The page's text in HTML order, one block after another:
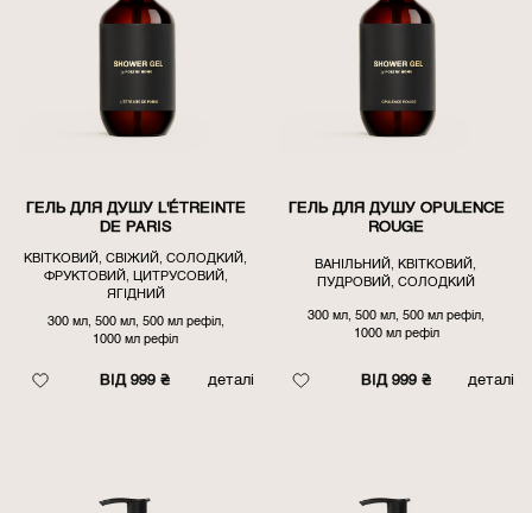
ГЕЛЬ ДЛЯ ДУШУ L'ÉTREINTE
DE PARIS
КВІТКОВИЙ, СВІЖИЙ, СОЛОДКИЙ,
ФРУКТОВИЙ, ЦИТРУСОВИЙ,
ЯГІДНИЙ
300 мл, 500 мл, 500 мл рефіл,
1000 мл рефіл
деталі
ВІД 999 ₴
ГЕЛЬ ДЛЯ ДУШУ OPULENCE
ROUGE
ВАНІЛЬНИЙ, КВІТКОВИЙ,
ПУДРОВИЙ, СОЛОДКИЙ
300 мл, 500 мл, 500 мл рефіл,
1000 мл рефіл
деталі
ВІД 999 ₴